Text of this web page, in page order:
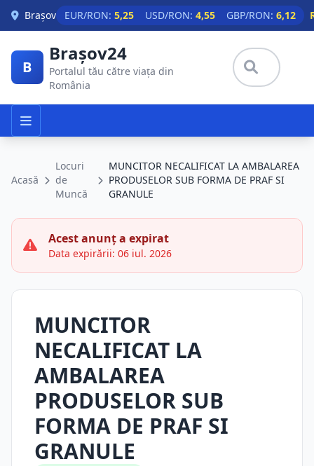
Skip to main content
Brașov EUR/RON: 5,25 USD/RON: 4,55 GBP/RON: 6,12
B
Brașov24
Portalul tău către viața din
România
Acasă
Locuri
de
Muncă
MUNCITOR NECALIFICAT LA AMBALAREA
PRODUSELOR SUB FORMA DE PRAF SI
GRANULE
Acest anunț a expirat
Data expirării: 06 iul. 2026
MUNCITOR
NECALIFICAT LA
AMBALAREA
PRODUSELOR SUB
FORMA DE PRAF SI
GRANULE